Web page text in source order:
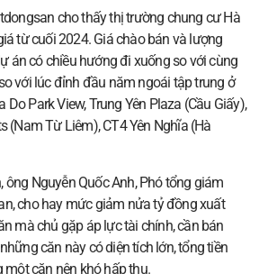
cho thấy thị trường chung cư Hà
từ cuối 2024. Giá chào bán và lượng
án có chiều hướng đi xuống so với cùng
với lúc đỉnh đầu năm ngoái tập trung ở
Park View, Trung Yên Plaza (Cầu Giấy),
(Nam Từ Liêm), CT4 Yên Nghĩa (Hà
ông Nguyễn Quốc Anh, Phó tổng giám
cho hay mức giảm nửa tỷ đồng xuất
mà chủ gặp áp lực tài chính, cần bán
căn này có diện tích lớn, tổng tiền
một căn nên khó hấp thụ.